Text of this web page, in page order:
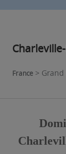
France > Grand